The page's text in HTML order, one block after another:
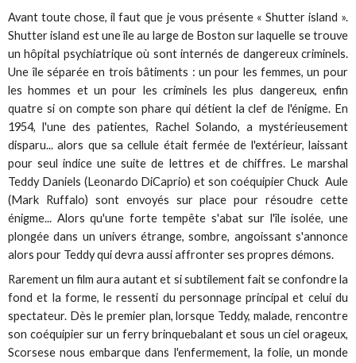
Avant toute chose, il faut que je vous présente « Shutter island ».
Shutter island est une île au large de Boston sur laquelle se trouve
un hôpital psychiatrique où sont internés de dangereux criminels.
Une île séparée en trois bâtiments : un pour les femmes, un pour
les hommes et un pour les criminels les plus dangereux, enfin
quatre si on compte son phare qui détient la clef de l'énigme. En
1954, l'une des patientes, Rachel Solando, a mystérieusement
disparu... alors que sa cellule était fermée de l'extérieur, laissant
pour seul indice une suite de lettres et de chiffres. Le marshal
Teddy Daniels (Leonardo DiCaprio) et son coéquipier Chuck Aule
(Mark Ruffalo) sont envoyés sur place pour résoudre cette
énigme... Alors qu'une forte tempête s'abat sur l'île isolée, une
plongée dans un univers étrange, sombre, angoissant s'annonce
alors pour Teddy qui devra aussi affronter ses propres démons.
Rarement un film aura autant et si subtilement fait se confondre la
fond et la forme, le ressenti du personnage principal et celui du
spectateur. Dès le premier plan, lorsque Teddy, malade, rencontre
son coéquipier sur un ferry brinquebalant et sous un ciel orageux,
Scorsese nous embarque dans l'enfermement, la folie, un monde